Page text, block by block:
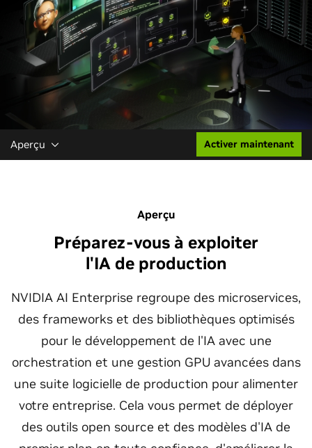
Aperçu Activer maintenant
Aperçu
Préparez-vous à exploiter
l'IA de production
NVIDIA AI Enterprise regroupe des microservices,
des frameworks et des bibliothèques optimisés
pour le développement de l'IA avec une
orchestration et une gestion GPU avancées dans
une suite logicielle de production pour alimenter
votre entreprise. Cela vous permet de déployer
des outils open source et des modèles d'IA de